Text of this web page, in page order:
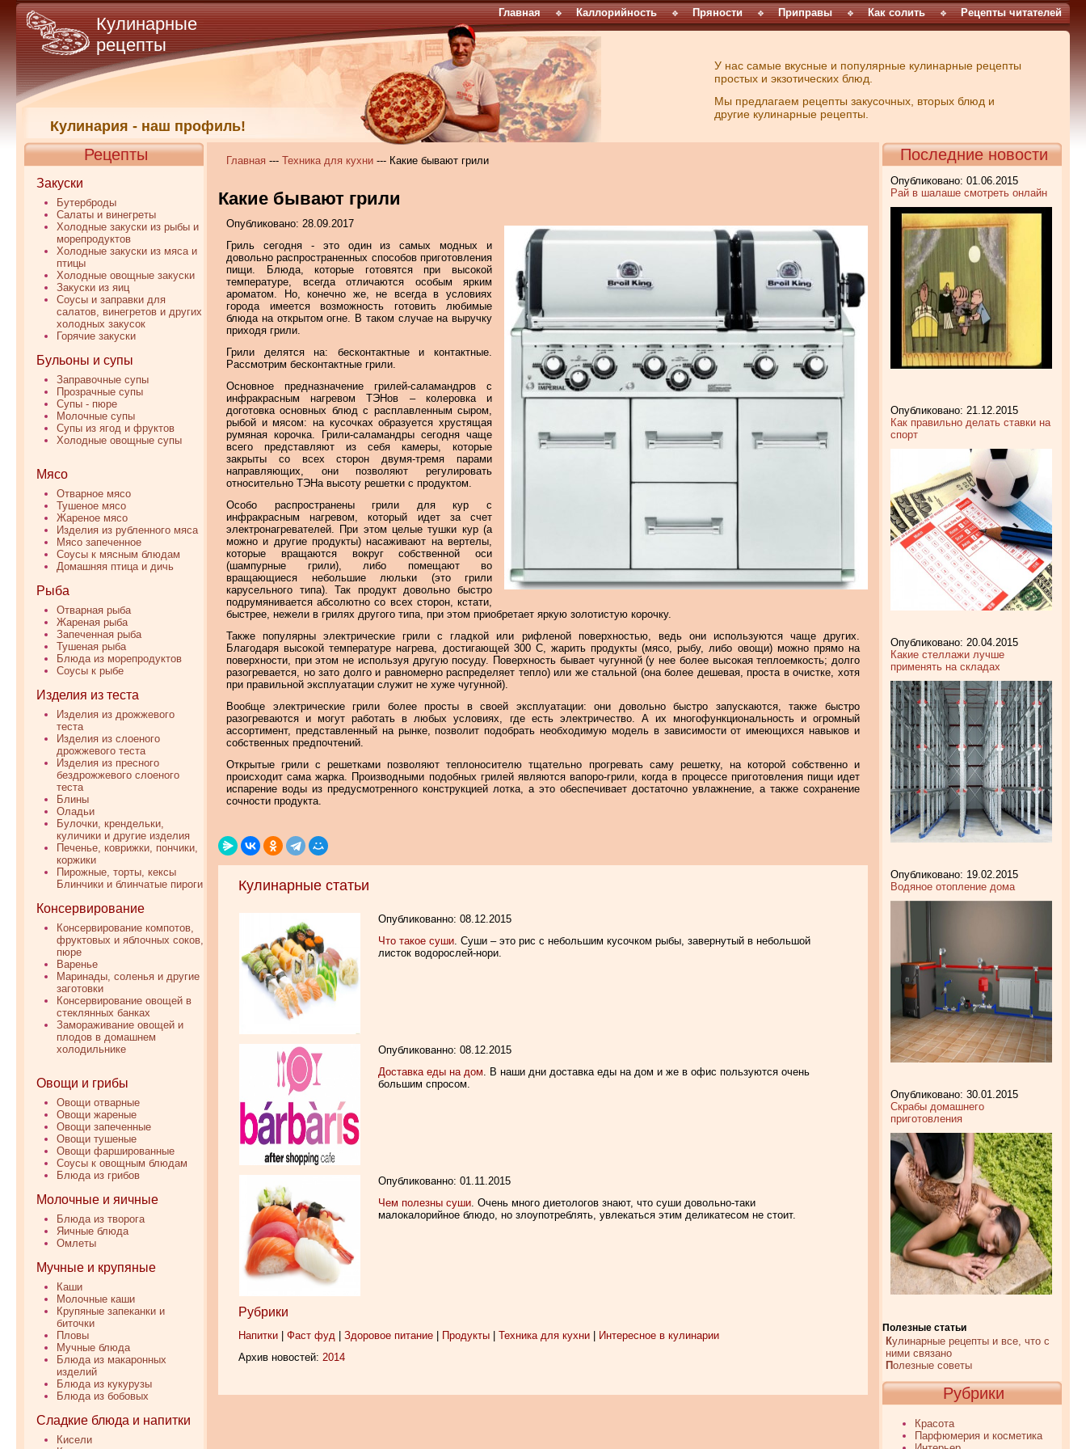
Кулинария - наш профиль!
Кулинарные
рецепты
Главная Каллорийность Пряности Приправы Как солить Рецепты читателей
У нас самые вкусные и популярные кулинарные рецепты
простых и экзотических блюд.
Мы предлагаем рецепты закусочных, вторых блюд и
другие кулинарные рецепты.
Рецепты
Закуски
Бутерброды
Салаты и винегреты
Холодные закуски из рыбы и
морепродуктов
Холодные закуски из мяса и
птицы
Холодные овощные закуски
Закуски из яиц
Соусы и заправки для
салатов, винегретов и других
холодных закусок
Горячие закуски
Бульоны и супы
Заправочные супы
Прозрачные супы
Супы - пюре
Молочные супы
Супы из ягод и фруктов
Холодные овощные супы
Мясо
Отварное мясо
Тушеное мясо
Жареное мясо
Изделия из рубленного мяса
Мясо запеченное
Соусы к мясным блюдам
Домашняя птица и дичь
Рыба
Отварная рыба
Жареная рыба
Запеченная рыба
Тушеная рыба
Блюда из морепродуктов
Соусы к рыбе
Изделия из теста
Изделия из дрожжевого
теста
Изделия из слоеного
дрожжевого теста
Изделия из пресного
бездрожжевого слоеного
теста
Блины
Оладьи
Булочки, крендельки,
куличики и другие изделия
Печенье, коврижки, пончики,
коржики
Пирожные, торты, кексы
Блинчики и блинчатые пироги
Консервирование
Консервирование компотов,
фруктовых и яблочных соков,
пюре
Варенье
Маринады, соленья и другие
заготовки
Консервирование овощей в
стеклянных банках
Замораживание овощей и
плодов в домашнем
холодильнике
Овощи и грибы
Овощи отварные
Овощи жареные
Овощи запеченные
Овощи тушеные
Овощи фаршированные
Соусы к овощным блюдам
Блюда из грибов
Молочные и яичные
Блюда из творога
Яичные блюда
Омлеты
Мучные и крупяные
Каши
Молочные каши
Крупяные запеканки и
биточки
Пловы
Мучные блюда
Блюда из макаронных
изделий
Блюда из кукурузы
Блюда из бобовых
Сладкие блюда и напитки
Кисели
Главная --- Техника для кухни --- Какие бывают грили
Какие бывают грили
Опубликовано: 28.09.2017
Гриль сегодня - это один из самых модных и
довольно распространенных способов приготовления
пищи. Блюда, которые готовятся при высокой
температуре, всегда отличаются особым ярким
ароматом. Но, конечно же, не всегда в условиях
города имеется возможность готовить любимые
блюда на открытом огне. В таком случае на выручку
приходя грили.
Грили делятся на: бесконтактные и контактные.
Рассмотрим бесконтактные грили.
Основное предназначение грилей-саламандров с
инфракрасным нагревом ТЭНов – колеровка и
доготовка основных блюд с расплавленным сыром,
рыбой и мясом: на кусочках образуется хрустящая
румяная корочка. Грили-саламандры сегодня чаще
всего представляют из себя камеры, которые
закрыты со всех сторон двумя-тремя парами
направляющих, они позволяют регулировать
относительно ТЭНа высоту решетки с продуктом.
Особо распространены грили для кур с
инфракрасным нагревом, который идет за счет
электронагревателей. При этом целые тушки кур (а
можно и другие продукты) насаживают на вертелы,
которые вращаются вокруг собственной оси
(шампурные грили), либо помещают во
вращающиеся небольшие люльки (это грили
карусельного типа). Так продукт довольно быстро
подрумянивается абсолютно со всех сторон, кстати,
быстрее, нежели в грилях другого типа, при этом приобретает яркую золотистую корочку.
Также популярны электрические грили с гладкой или рифленой поверхностью, ведь они используются чаще других.
Благодаря высокой температуре нагрева, достигающей 300 С, жарить продукты (мясо, рыбу, либо овощи) можно прямо на
поверхности, при этом не используя другую посуду. Поверхность бывает чугунной (у нее более высокая теплоемкость; долго
разогревается, но зато долго и равномерно распределяет тепло) или же стальной (она более дешевая, проста в очистке, хотя
при правильной эксплуатации служит не хуже чугунной).
Вообще электрические грили более просты в своей эксплуатации: они довольно быстро запускаются, также быстро
разогреваются и могут работать в любых условиях, где есть электричество. А их многофункциональность и огромный
ассортимент, представленный на рынке, позволит подобрать необходимую модель в зависимости от имеющихся навыков и
собственных предпочтений.
Открытые грили с решетками позволяют теплоносителю тщательно прогревать саму решетку, на которой собственно и
происходит сама жарка. Производными подобных грилей являются вапоро-грили, когда в процессе приготовления пищи идет
испарение воды из предусмотренного конструкцией лотка, а это обеспечивает достаточно увлажнение, а также сохранение
сочности продукта.
Кулинарные статьи
Опубликованно: 08.12.2015
Что такое суши . Суши – это рис с небольшим кусочком рыбы, завернутый в небольшой
листок водорослей-нори.
Опубликованно: 08.12.2015
Доставка еды на дом . В наши дни доставка еды на дом и же в офис пользуются очень
большим спросом.
Опубликованно: 01.11.2015
Чем полезны суши . Очень много диетологов знают, что суши довольно-таки
малокалорийное блюдо, но злоупотреблять, увлекаться этим деликатесом не стоит.
Рубрики
Напитки | Фаст фуд | Здоровое питание | Продукты | Техника для кухни | Интересное в кулинарии
Архив новостей: 2014
Последние новости
Опубликовано: 01.06.2015
Рай в шалаше смотреть онлайн
Опубликовано: 21.12.2015
Как правильно делать ставки на
спорт
Опубликовано: 20.04.2015
Какие стеллажи лучше
применять на складах
Опубликовано: 19.02.2015
Водяное отопление дома
Опубликовано: 30.01.2015
Скрабы домашнего
приготовления
Полезные статьи
Кулинарные рецепты и все, что с
ними связано
Полезные советы
Рубрики
Красота
Парфюмерия и косметика